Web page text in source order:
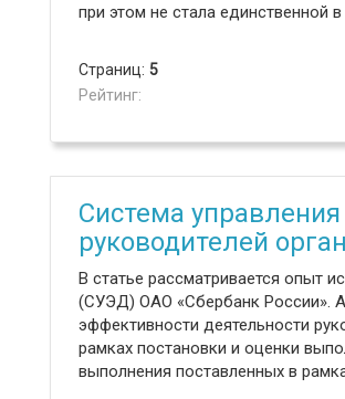
при этом не стала единственной
Страниц: 5
Рейтинг:
Система
руководителей
В статье рассматривается опыт
(СУЭД) ОАО «Сбербанк России».
эффективности деятельности
рамках постановки и оценки
выполнения поставленных в